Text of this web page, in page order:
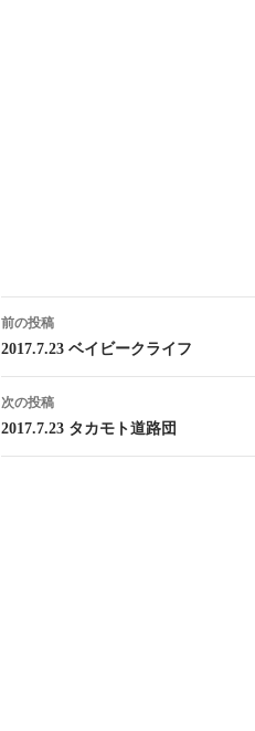
投
稿
ナ
ビ
前の投稿
2017.7.23 ベイビークライフ
次の投稿
2017.7.23 タカモト道路団